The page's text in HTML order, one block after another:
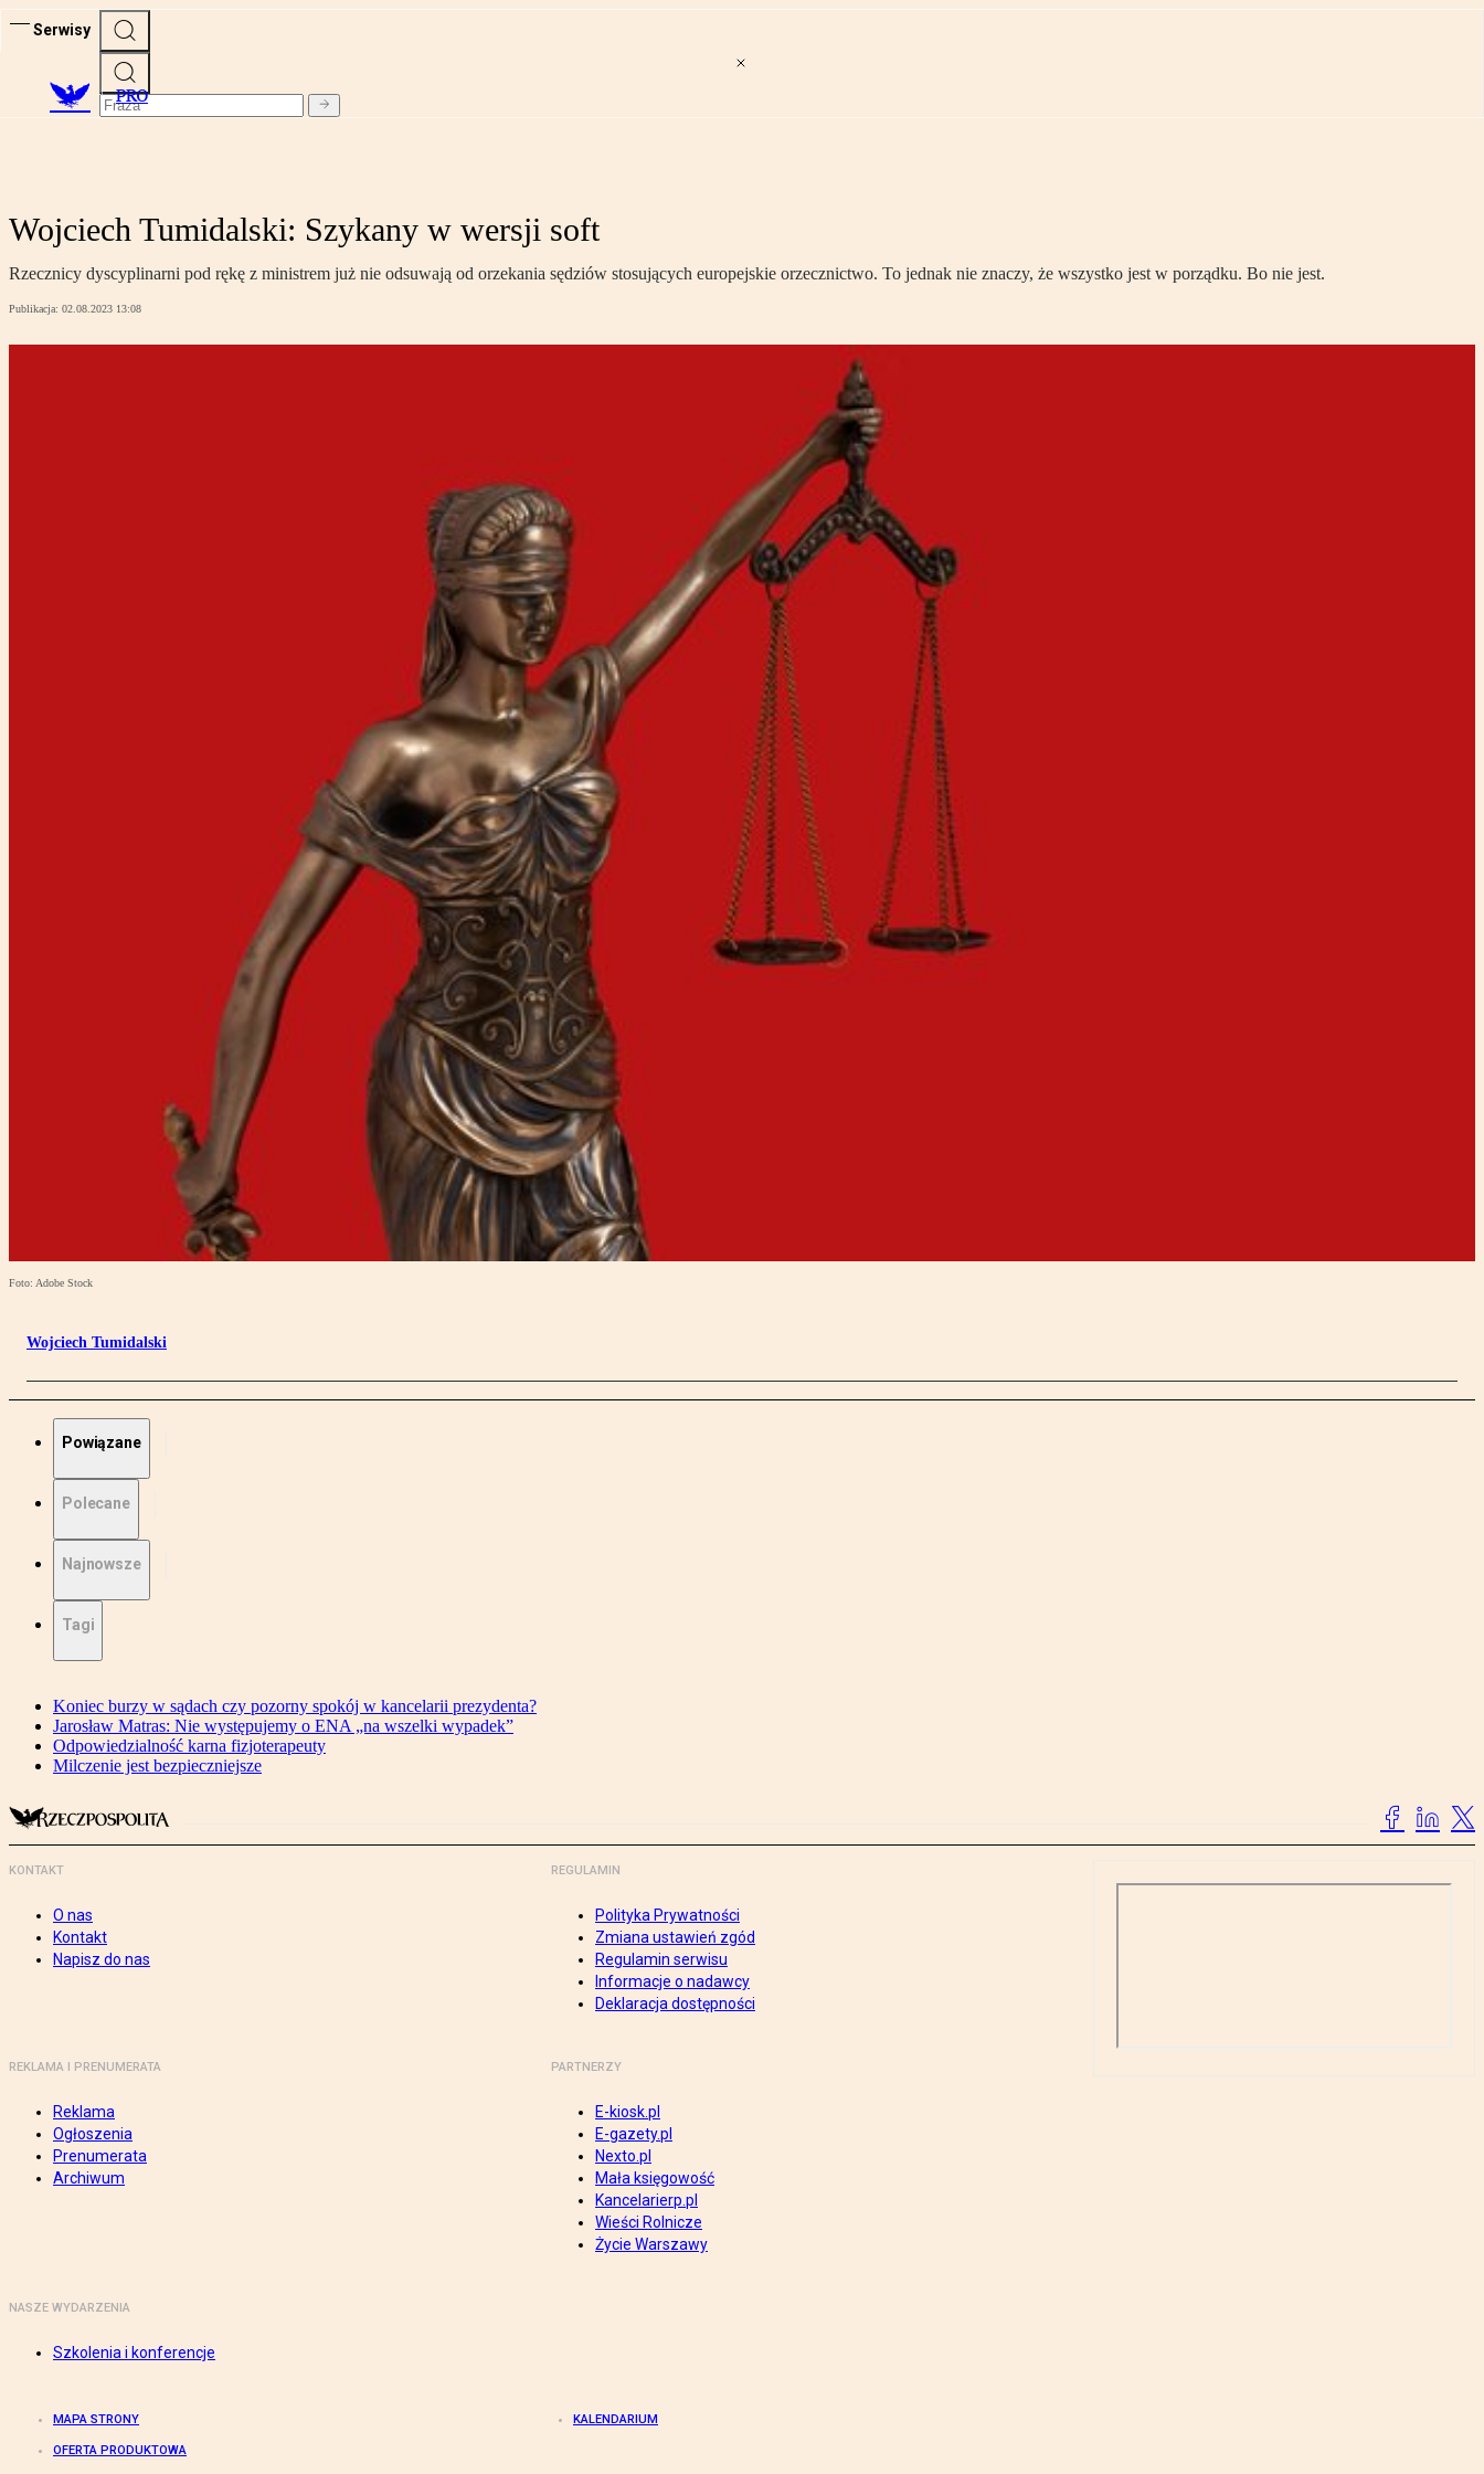
Serwisy
PRO
Wojciech Tumidalski: Szykany w wersji soft
Rzecznicy dyscyplinarni pod rękę z ministrem już nie odsuwają od orzekania sędziów stosujących europejskie orzecznictwo. To jednak nie znaczy, że wszystko jest w porządku. Bo nie jest.
Publikacja: 02.08.2023 13:08
Foto: Adobe Stock
Wojciech Tumidalski
Powiązane
Polecane
Najnowsze
Tagi
Koniec burzy w sądach czy pozorny spokój w kancelarii prezydenta?
Jarosław Matras: Nie występujemy o ENA „na wszelki wypadek”
Odpowiedzialność karna fizjoterapeuty
Milczenie jest bezpieczniejsze
KONTAKT
O nas
Kontakt
Napisz do nas
REGULAMIN
Polityka Prywatności
Zmiana ustawień zgód
Regulamin serwisu
Informacje o nadawcy
Deklaracja dostępności
REKLAMA I PRENUMERATA
Reklama
Ogłoszenia
Prenumerata
Archiwum
PARTNERZY
E-kiosk.pl
E-gazety.pl
Nexto.pl
Mała księgowość
Kancelarierp.pl
Wieści Rolnicze
Życie Warszawy
NASZE WYDARZENIA
Szkolenia i konferencje
MAPA STRONY KALENDARIUM
OFERTA PRODUKTOWA